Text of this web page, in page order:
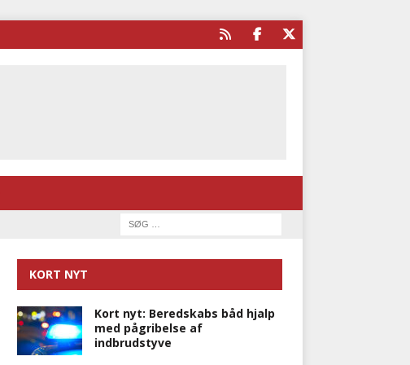
KORT NYT
Kort nyt: Beredskabs båd hjalp
med pågribelse af
indbrudstyve